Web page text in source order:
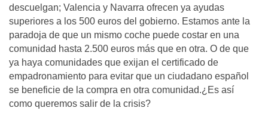
descuelgan; Valencia y Navarra ofrecen ya ayudas
superiores a los 500 euros del gobierno. Estamos ante la
paradoja de que un mismo coche puede costar en una
comunidad hasta 2.500 euros más que en otra. O de que
ya haya comunidades que exijan el certificado de
empadronamiento para evitar que un ciudadano español
se beneficie de la compra en otra comunidad.¿Es así
como queremos salir de la crisis?